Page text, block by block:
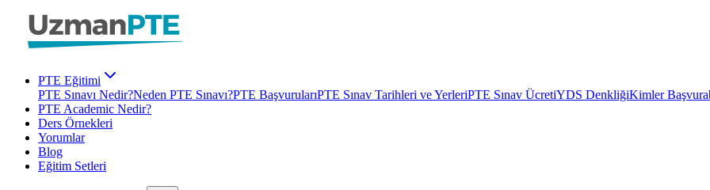
PTE Eğitimi
PTE Sınavı Nedir?Neden PTE Sınavı?PTE BaşvurularıPTE Sınav Tarihleri ve YerleriPTE Sınav ÜcretiYDS DenkliğiKimler
PTE Academic Nedir?
Ders Örnekleri
Yorumlar
Blog
Eğitim Setleri